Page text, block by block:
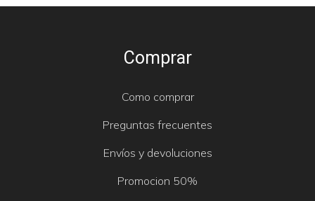
Comprar
Como comprar
Preguntas frecuentes
Envíos y devoluciones
Promocion 50%